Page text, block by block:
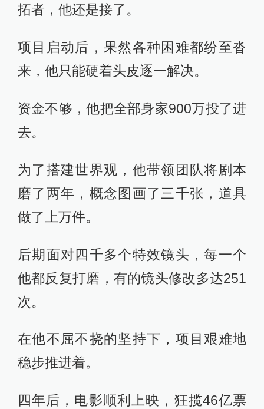
拓者，他还是接了。
项目启动后，果然各种困难都纷至沓
来，他只能硬着头皮逐一解决。
资金不够，他把全部身家900万投了进
去。
为了搭建世界观，他带领团队将剧本
磨了两年，概念图画了三千张，道具
做了上万件。
后期面对四千多个特效镜头，每一个
他都反复打磨，有的镜头修改多达251
次。
在他不屈不挠的坚持下，项目艰难地
稳步推进着。
四年后，电影顺利上映，狂揽46亿票